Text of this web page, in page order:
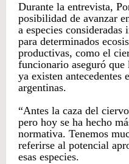
Durante la entrevista,
posibilidad de avanzar
a especies
para determinados
productivas, como el
funcionario aseguró
ya existen antecedentes
argentinas.
“Antes la caza del
pero hoy se ha hecho
normativa. Tenemos
referirse al potencial
esas especies.